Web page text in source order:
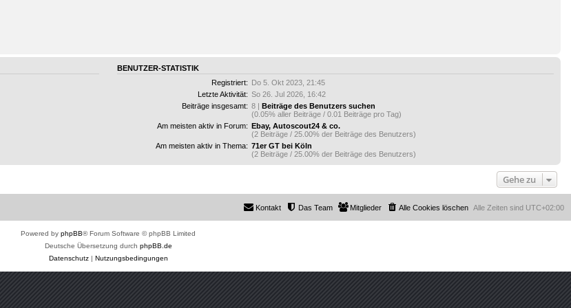
BENUTZER-STATISTIK
Registriert: Do 5. Okt 2023, 21:45
Letzte Aktivität: So 26. Jul 2026, 16:42
Beiträge insgesamt: 8 |Beiträge des Benutzers suchen
(0.05% aller Beiträge / 0.01 Beiträge pro Tag)
Am meisten aktiv in Forum: Ebay, Autoscout24 & co.
(2 Beiträge / 25.00% der Beiträge des Benutzers)
Am meisten aktiv in Thema: 71er GT bei Köln
(2 Beiträge / 25.00% der Beiträge des Benutzers)
Gehe zu
Alle Zeiten sind UTC+02:00
Alle Cookies löschen
Mitglieder
Das Team
Kontakt
Powered by phpBB® Forum Software © phpBB Limited
Deutsche Übersetzung durch phpBB.de
Datenschutz| Nutzungsbedingungen